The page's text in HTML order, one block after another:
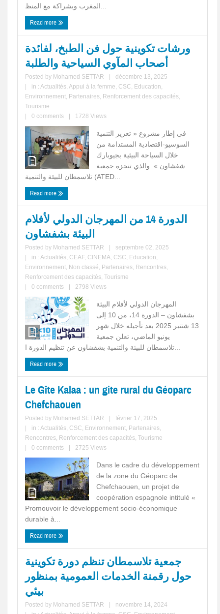
Read more
ورشات تكوينية حول فن الطبخ، لفائدة
أصحاب المآوي السياحية والطلبة
Posted by Mohamed SETTAR
décembre 13, 2025
in :Actualités,Appui à la femme, CSC, Education,
Environnement, Partenaires, Renforcement des capacités,
Tourisme
0 comments 1728 Views
في إطار مشروع « تعزيز التنمية
السوسيو-اقتصادية المستدامة من
خلال السياحة البيئية بجيوبارك
شفشاون » والذي تنجزه جمعية
تلاسمطان للبيئة والتنمية (ATED...
Read more
الدورة 14 من المهرجان الدولي لأفلام
البيئة بشفشاون
Posted by Mohamed SETTAR
septembre 02, 2025
in :Actualités, CEAF, CINEMA, CSC, Education,
Environnement, Non classé, Partenaires, Rencontres,
Renforcement des capacités,Tourisme
0 comments 2798 Views
المهرجان الدولي لأفلام البيئة
بشفشاون – الدورة 14، من 10 إلى
13 شتنبر 2025 بعد تأجيله خلال شهر
يونيو الماضي، تعلن جمعية
Read more
Le Gîte Kalaa : un gite rural du Géoparc
Chefchaouen
Posted by Mohamed SETTAR
février 17, 2025
in :Actualités, CSC, Environnement, Partenaires,
Rencontres, Renforcement des capacités,Tourisme
0 comments 2725 Views
Dans le cadre du développement
de la zone du Géoparc de
Chefchaouen, un projet de
coopération espagnole intitulé «
Promouvoir le développement socio-économique
durable à...
Read more
جمعية تلاسمطان تنظم دورة تكوينية
حول رقمنة الخدمات العمومية بمنظور
بيئي
Posted by Mohamed SETTAR
novembre 14, 2024